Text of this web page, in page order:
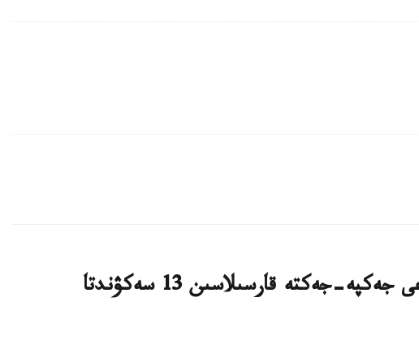
قازاقستان پوليتسەيى قىتايداعى جەكپە-جەكتە قارسىلاسىن 13 سەكۋندتا